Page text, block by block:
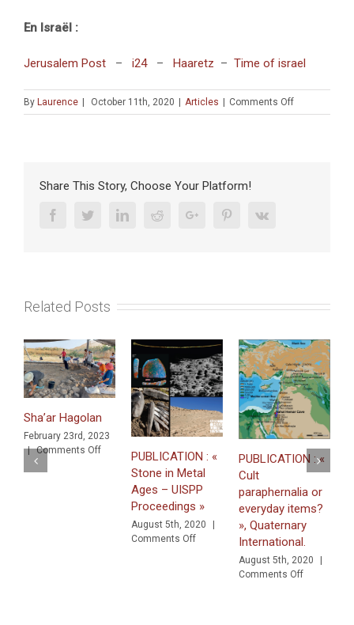
En Israël :
Jerusalem Post – i24 – Haaretz – Time of israel
By Laurence | October 11th, 2020 | Articles | Comments Offon
COMPTE
au
»
(août
2020)
Share This Story, Choose Your Platform!
FacebookTwitterLinkedinRedditGoogle+ PinterestVk
Related Posts
Sha’ar Hagolan
February 23rd, 2023
| Comments Offon
Hagolan
PUBLICATION : «
Stone in Metal
Ages – UISPP
Proceedings »
August 5th, 2020
|
Comments Offon
PUBLICATION : «
Cult
paraphernalia or
everyday items?
», Quaternary
International.
August 5th, 2020
Comments Offon